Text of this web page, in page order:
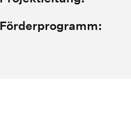
Förderprogramm: